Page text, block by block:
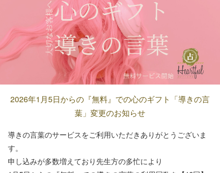
2026年1月5日からの『無料』での心のギフト「導きの言
葉」変更のお知らせ
導きの言葉のサービスをご利用いただきありがとうございま
す。
申し込みが多数増えており先生方の多忙により